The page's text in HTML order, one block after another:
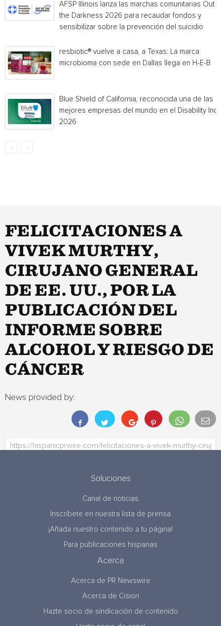
AFSP Illinois lanza las marchas comunitarias Out
the Darkness 2026 para recaudar fondos y
sensibilizar sobre la prevención del suicidio
resbiotic® vuelve a casa, a Texas: La marca
microbioma con sede en Dallas llega en H-E-B
Blue Shield of California, reconocida una de las
mejores empresas del mundo en el Disability
2026
FELICITACIONES A
VIVEK MURTHY,
CIRUJANO GENERAL
DE EE. UU., POR LA
PUBLICACIÓN DEL
INFORME SOBRE
ALCOHOL Y RIESGO DE
CÁNCER
News provided by:
Soluciones
Canal de noticias
Inscríbete en nuestra lista de prensa
¡Añada nuestro contenido a tu página!
Para publicaciones hispanas
Acerca
Acerca de PR Newswire
Acerca de Cision
Hazte socio de sindicación de contenido